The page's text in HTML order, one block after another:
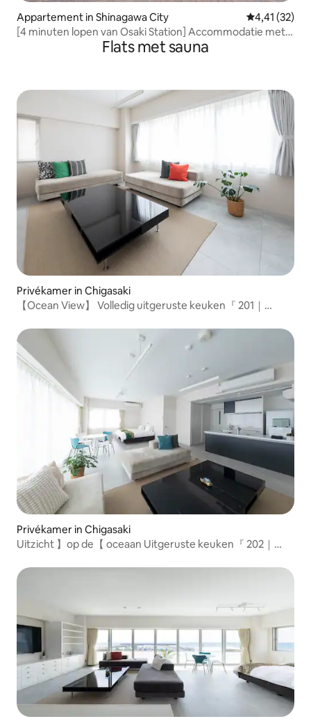
Appartement in Shinagawa City Gemiddelde
4,41 (32)
[4 minuten lopen van Osaki Station] Accommodatie met
sauna voor maximaal 14 personen
Flats met sauna
Privékamer in Chigasaki
【Ocean View】 Volledig uitgeruste keuken『 201｜
Privékamer in Chigasaki
Uitzicht 】op de【 oceaan Uitgeruste keuken『 202｜